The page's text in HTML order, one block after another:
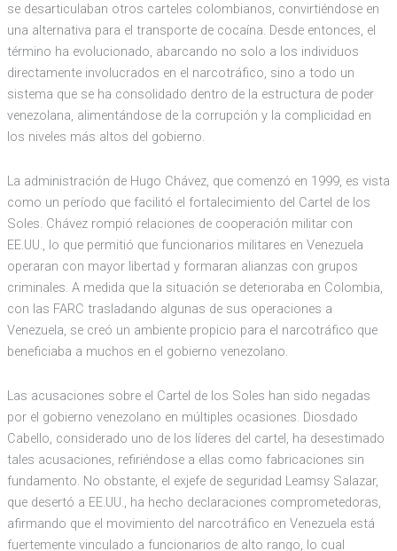
se desarticulaban otros carteles colombianos, convirtiéndose en
una alternativa para el transporte de cocaína. Desde entonces, el
término ha evolucionado, abarcando no solo a los individuos
directamente involucrados en el narcotráfico, sino a todo un
sistema que se ha consolidado dentro de la estructura de poder
venezolana, alimentándose de la corrupción y la complicidad en
los niveles más altos del gobierno.
La administración de Hugo Chávez, que comenzó en 1999, es vista
como un período que facilitó el fortalecimiento del Cartel de los
Soles. Chávez rompió relaciones de cooperación militar con
EE.UU., lo que permitió que funcionarios militares en Venezuela
operaran con mayor libertad y formaran alianzas con grupos
criminales. A medida que la situación se deterioraba en Colombia,
con las FARC trasladando algunas de sus operaciones a
Venezuela, se creó un ambiente propicio para el narcotráfico que
beneficiaba a muchos en el gobierno venezolano.
Las acusaciones sobre el Cartel de los Soles han sido negadas
por el gobierno venezolano en múltiples ocasiones. Diosdado
Cabello, considerado uno de los líderes del cartel, ha desestimado
tales acusaciones, refiriéndose a ellas como fabricaciones sin
fundamento. No obstante, el exjefe de seguridad Leamsy Salazar,
que desertó a EE.UU., ha hecho declaraciones comprometedoras,
afirmando que el movimiento del narcotráfico en Venezuela está
fuertemente vinculado a funcionarios de alto rango, lo cual